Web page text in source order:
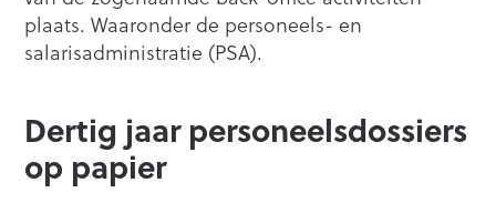
plaats. Waaronder de personeels- en
salarisadministratie (PSA).
Dertig jaar personeelsdossiers
op papier